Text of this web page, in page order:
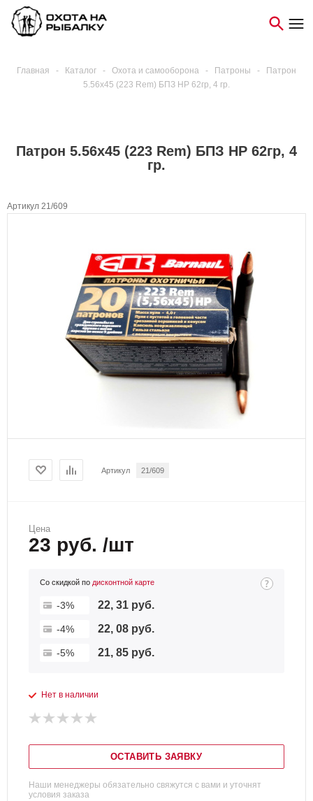
Главная - Каталог - Охота и самооборона - Патроны -
Патрон
5.56x45 (223 Rem) БПЗ НР 62гр, 4 гр.
Патрон 5.56x45 (223 Rem) БПЗ НР 62гр, 4
гр.
Артикул 21/609
Артикул 21/609
Цена
23 руб. /шт
Со скидкой по дисконтной карте
-3% 22, 31 руб.
-4% 22, 08 руб.
-5% 21, 85 руб.
Нет в наличии
ОСТАВИТЬ ЗАЯВКУ
Наши менеджеры обязательно свяжутся с вами и уточнят
условия заказа